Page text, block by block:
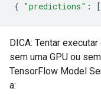
{ "predictions" : [
DICA: Tentar
sem uma GPU ou
TensorFlow Model
a: